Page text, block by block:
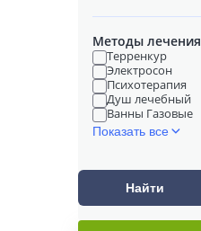
Методы лечения
Терренкур
Электросон
Психотерапия
Душ лечебный
Ванны Газовые
Показать все
Найти